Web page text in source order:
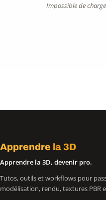
Impossible de
Apprendre la 3D
Apprendre la 3D, devenir pro.
Tutos, outils et workflows pour
modélisation, rendu, textures PBR